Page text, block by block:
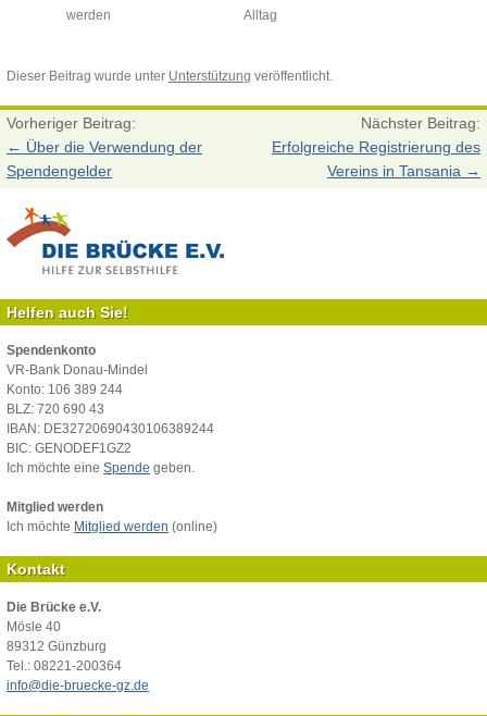
werden
Alltag
Dieser Beitrag wurde unter Unterstützung veröffentlicht.
Vorheriger Beitrag:
← Über die Verwendung der
Spendengelder
Nächster Beitrag:
Erfolgreiche Registrierung des
Vereins in Tansania →
Helfen auch Sie!
Spendenkonto
VR-Bank Donau-Mindel
Konto: 106 389 244
BLZ: 720 690 43
IBAN: DE32720690430106389244
BIC: GENODEF1GZ2
Ich möchte eine Spende geben.
Mitglied werden
Ich möchte Mitglied werden (online)
Kontakt
Die Brücke e.V.
Mösle 40
89312 Günzburg
Tel.: 08221-200364
info@die-bruecke-gz.de